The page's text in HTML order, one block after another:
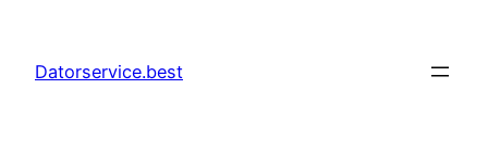
innehåll
Datorservice.best